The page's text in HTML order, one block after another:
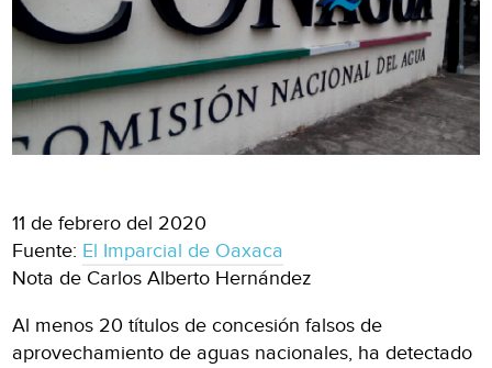
11 de febrero del 2020
Fuente: El Imparcial de Oaxaca
Nota de Carlos Alberto Hernández
Al menos 20 títulos de concesión falsos de
aprovechamiento de aguas nacionales, ha detectado